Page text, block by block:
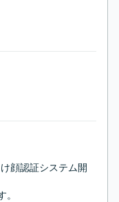
顔認証システム開